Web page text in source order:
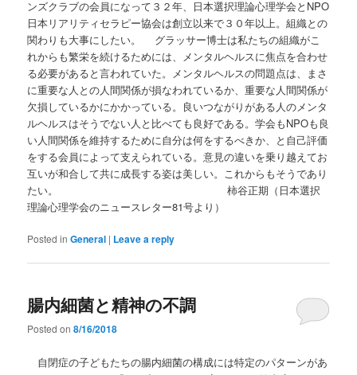
ンズクラブの会員になって３２年、日本選択理論心理学会とNPO
日本リアリティセラピー協会は創立以来で３０年以上。組織との
関わりも大事にしたい。 グラッサー博士は私たちの組織がこ
れからも繁栄を続けるためには、メンタルヘルスに焦点を合わせ
る必要があると言われていた。メンタルヘルスの問題点は、まさ
に重要な人との人間関係が損なわれているか、重要な人間関係が
欠損しているかにかかっている。良いつながりがある人のメンタ
ルヘルスはそうでない人と比べても良好である。学会もNPOも良
い人間関係を維持するために自分は何をするべきか、と自己評価
をする会員によって支えられている。意見の違いを乗り越えてお
互いが和合して共に成長する姿は美しい。これからもそうであり
たい。 柿谷正期（日本選択
理論心理学会のニュースレター81号より）
Posted in General | Leave a reply
腸内細菌と精神の不調
Posted on8/16/2018
自閉症の子どもたちの腸内細菌の構成には特定のパターンがあ